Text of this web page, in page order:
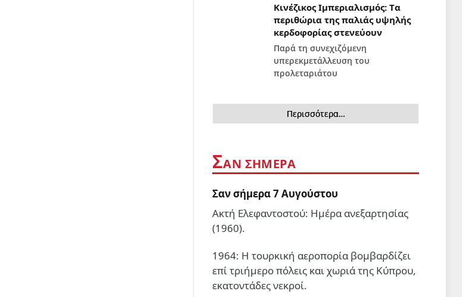
Κινέζικος Ιμπεριαλισμός: Tα
περιθώρια της παλιάς υψηλής
κερδοφορίας στενεύουν
Παρά τη συνεχιζόμενη
υπερεκμετάλλευση του
προλεταριάτου
Περισσότερα…
ΣΑΝ ΣΉΜΕΡΑ
Σαν σήμερα 7 Αυγούστου
Ακτή Ελεφαντοστού: Ημέρα ανεξαρτησίας
(1960).
1964: Η τουρκική αεροπορία βομβαρδίζει
επί τριήμερο πόλεις και χωριά της Κύπρου,
εκατοντάδες νεκροί.